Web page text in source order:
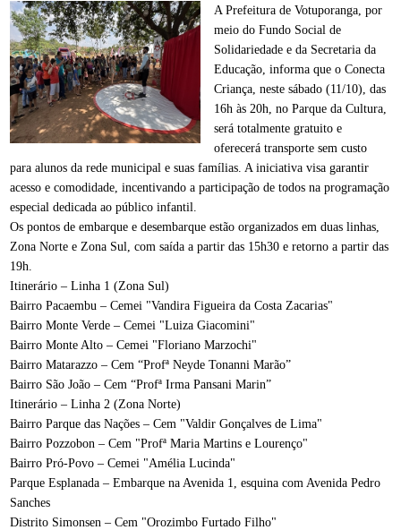
A Prefeitura de Votuporanga, por
meio do Fundo Social de
Solidariedade e da Secretaria da
Educação, informa que o Conecta
Criança, neste sábado (11/10), das
16h às 20h, no Parque da Cultura,
será totalmente gratuito e
oferecerá transporte sem custo
para alunos da rede municipal e suas famílias. A iniciativa visa garantir
acesso e comodidade, incentivando a participação de todos na programação
especial dedicada ao público infantil.
Os pontos de embarque e desembarque estão organizados em duas linhas,
Zona Norte e Zona Sul, com saída a partir das 15h30 e retorno a partir das
19h.
Itinerário – Linha 1 (Zona Sul)
Bairro Pacaembu – Cemei "Vandira Figueira da Costa Zacarias"
Bairro Monte Verde – Cemei "Luiza Giacomini"
Bairro Monte Alto – Cemei "Floriano Marzochi"
Bairro Matarazzo – Cem “Profª Neyde Tonanni Marão”
Bairro São João – Cem “Profª Irma Pansani Marin”
Itinerário – Linha 2 (Zona Norte)
Bairro Parque das Nações – Cem "Valdir Gonçalves de Lima"
Bairro Pozzobon – Cem "Profª Maria Martins e Lourenço"
Bairro Pró-Povo – Cemei "Amélia Lucinda"
Parque Esplanada – Embarque na Avenida 1, esquina com Avenida Pedro
Sanches
Distrito Simonsen – Cem "Orozimbo Furtado Filho"